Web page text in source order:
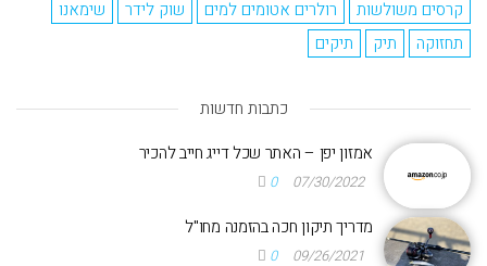
קרסים משולשות
רולרים אטומים למים שוק לידר
שימאנו
תחזוקה
תיק תיקים
כתבות חדשות
אמזון יפן – האתר שכל דייג חייב להכיר
07/30/2022
0
מדריך תיקון חכה בהזמנה מחו"ל
09/26/2021
0